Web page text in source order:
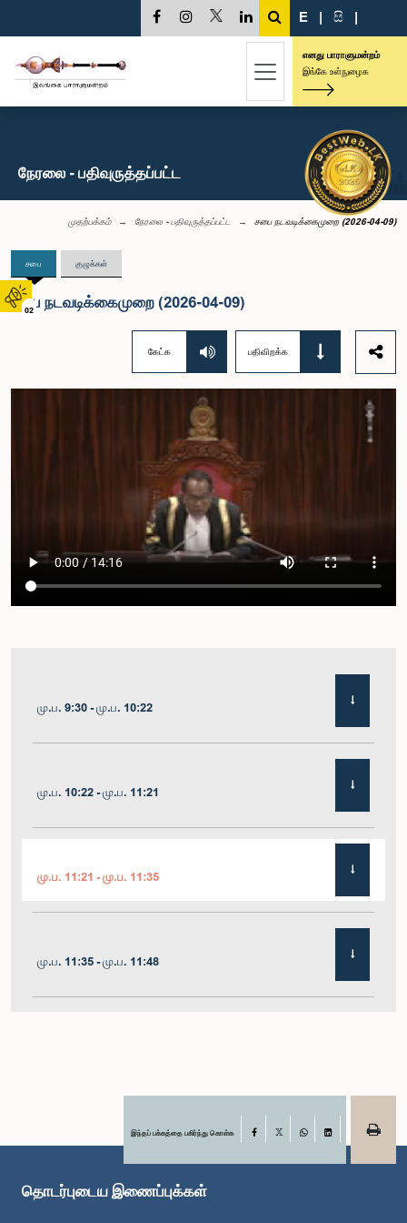
02
E | සි |
எனது பாராளுமன்றம்
இங்கே உள்நுழைக
நேரலை - பதிவுருத்தப்பட்ட
முதற்பக்கம் நேரலை - பதிவுருத்தப்பட்ட சபை நடவடிக்கைமுறை (2026-04-09)
சபை குழுக்கள்
சபை நடவடிக்கைமுறை (2026-04-09)
கேட்க பதிவிறக்க
மு.ப. 9:30 - மு.ப. 10:22
மு.ப. 10:22 - மு.ப. 11:21
மு.ப. 11:21 - மு.ப. 11:35
மு.ப. 11:35 - மு.ப. 11:48
பி.ப. 12:02 - பி.ப. 12:10இந்தப் பக்கத்தை பகிர்ந்து கொள்க Facebook
LinkedIn
தொடர்புடைய இணைப்புக்கள்